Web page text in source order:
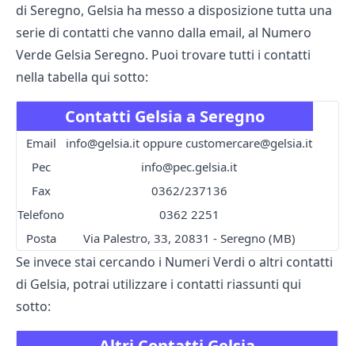
di Seregno, Gelsia ha messo a disposizione tutta una
serie di contatti che vanno dalla email, al Numero
Verde Gelsia Seregno. Puoi trovare tutti i contatti
nella tabella qui sotto:
Contatti Gelsia a Seregno
Email
info@gelsia.it oppure customercare@gelsia.it
Pec
info@pec.gelsia.it
Fax
0362/237136
Telefono
0362 2251
Posta
Via Palestro, 33, 20831 - Seregno (MB)
Se invece stai cercando i Numeri Verdi o altri contatti
di Gelsia, potrai utilizzare i contatti riassunti qui
sotto: